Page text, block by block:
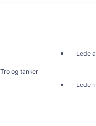
Tro og tanker
Lede
Lede